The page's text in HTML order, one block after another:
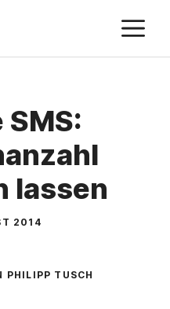
SMS:
lassen
2014
PHILIPP TUSCH